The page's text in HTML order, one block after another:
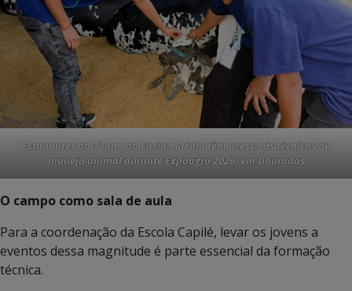
Estudantes do 1º ano do Ensino Médio têm acesso às técnicas de
manejo animal durante Expoagro 2026, em Dourados
O campo como sala de aula
Para a coordenação da Escola Capilé, levar os jovens a
eventos dessa magnitude é parte essencial da formação
técnica.